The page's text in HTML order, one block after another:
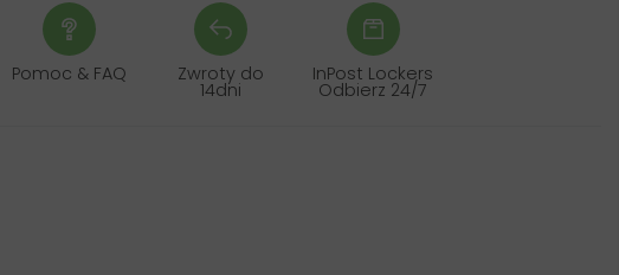
Pomoc & FAQ Zwroty do
14dni
InPost Lockers
Odbierz 24/7